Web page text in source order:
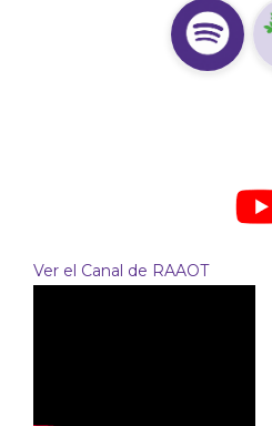
Ver el Canal de RAAOT